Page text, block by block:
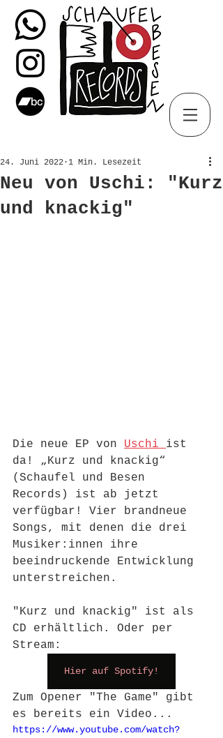
Neu von Uschi: "Kurz
und knackig"
24. Juni 2022 1 Min. Lesezeit
Die neue EP von Uschi ist
da! „Kurz und knackig“
(Schaufel und Besen
Records) ist ab jetzt
verfügbar! Vier brandneue
Songs, mit denen die drei
Musiker:innen ihre
beeindruckende Entwicklung
unterstreichen.
"Kurz und knackig" ist als
CD erhältlich. Oder per
Stream:
Hier auf Spotify!
Zum Opener "The Game" gibt
es bereits ein Video...
https://www.youtube.com/watch?